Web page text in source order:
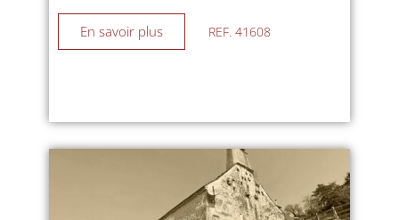
En savoir plus REF. 41608